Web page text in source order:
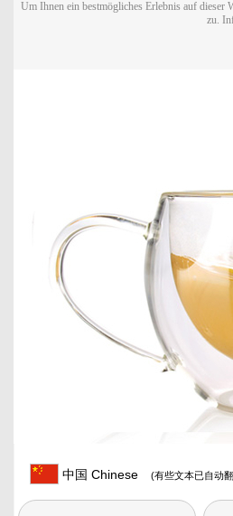
Um Ihnen ein bestmögliches Erlebnis auf dieser
zu.
中国 Chinese (有些文本已自动